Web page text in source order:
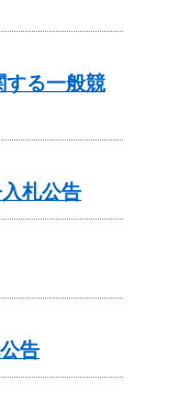
る一般競
札公告
告